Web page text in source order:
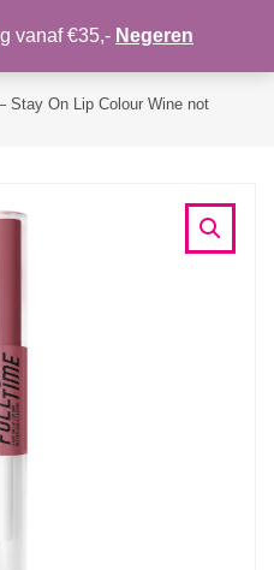
Stay On Lip Colour Wine not
vanaf €35,- Negeren